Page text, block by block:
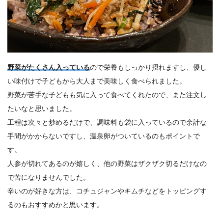
野菜がたくさん入っているので栄養もしっかり摂れますし、優し
い味付けで子どもから大人まで美味しく食べられました。
野菜が苦手な子どもも気に入って食べてくれたので、また注文し
たいなと思いました。
工程は次々と炒めるだけで、調味料も袋に入っているので余計な
手間がかからないですし、温泉卵がついているのもポイントで
す。
人参が切れてあるのが嬉しく、他の野菜はザクザク切るだけなの
で苦になりませんでした。
辛いのが好きな方は、コチュジャンやキムチなどをトッピングす
るのもおすすめかと思います。